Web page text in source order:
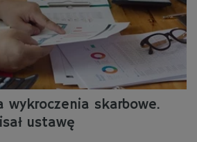
wykroczenia skarbowe.
ustawę